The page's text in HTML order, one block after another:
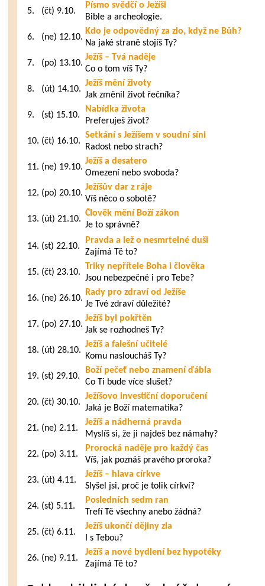
5. (čt) 9.10.
Písmo svědčí o Ježíši
Bible a archeologie.
6. (ne) 12.10.
Kdo je odpovědný za zlo, když ne Bůh?
Na jaké straně stojíš Ty?
7. (po) 13.10.
Ježíš – Tvá naděje
Co o tom víš Ty?
8. (út) 14.10.
Ježíš mění životy
Jak změnil život řečníka?
9. (st) 15.10.
Nabídka života
Preferuješ život?
10. (čt) 16.10.
Setkání s Ježíšem v soudní síni
Radost nebo strach?
11. (ne) 19.10.
Ježíš a desatero
Omezení nebo svoboda?
12. (po) 20.10.
Ježíšův dar z ráje
Víš něco o sobotě?
13. (út) 21.10.
Člověk mění Boží zákon
Je to správně?
14. (st) 22.10.
Pravda a lež o nesmrtelné duši
Zajímá Tě to?
15. (čt) 23.10.
Triky nepřítele Boha i člověka
Jsou nebezpečné i pro Tebe?
16. (ne) 26.10.
Rady pro zdraví od Ježíše
Je Tvé zdraví důležité?
17. (po) 27.10.
Ježíš byl pokřtěn
Jak se rozhodneš Ty?
18. (út) 28.10.
Ježíš a falešní učitelé
Komu nasloucháš Ty?
19. (st) 29.10.
Boží pečeť nebo znamení ďábla
Co Ti bude více slušet?
20. (čt) 30.10.
Ježíšovo investiční doporučení
Jaká je Boží matematika?
21. (ne) 2.11.
Ježíš a nádherná pravda
Myslíš si, že ji najdeš bez námahy?
22. (po) 3.11.
Prorocká naděje pro každý čas
Víš, jak poznáš pravého proroka?
23. (út) 4.11.
Ježíš – hlava církve
Slyšel jsi, proč je tolik církví?
24. (st) 5.11.
Posledních sedm ran
Trefí Tě všechny anebo žádná?
25. (čt) 6.11.
Ježíš ukončí dějiny zla
I s Tebou?
26. (ne) 9.11.
Ježíš a nové bydlení bez hypotéky
Zajímá Tě to?